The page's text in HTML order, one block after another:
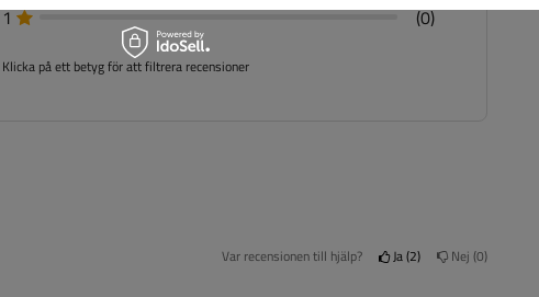
1
(0)
Klicka på ett betyg för att filtrera recensioner
Var recensionen till hjälp? Ja 2 Nej 0